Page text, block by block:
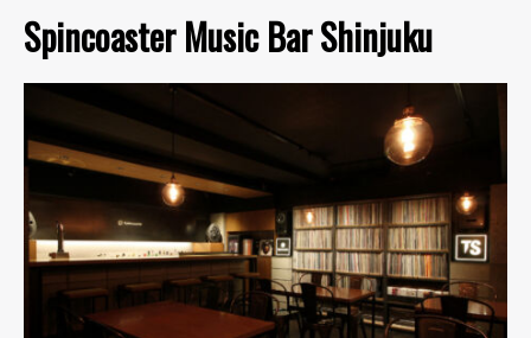
Spincoaster Music Bar Shinjuku